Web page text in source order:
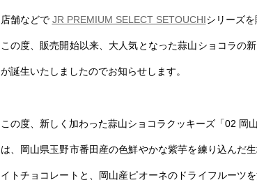
店舗などで JR PREMIUM SELECT SETOUCHIシリーズを
この度、販売開始以来、大人気となった蒜山ショコラの
が誕生いたしましたのでお知らせします。
この度、新しく加わった蒜山ショコラクッキーズ「02 岡
は、岡山県玉野市番田産の色鮮やかな紫芋を練り込んだ
イトチョコレートと、岡山産ピオーネのドライフルーツ